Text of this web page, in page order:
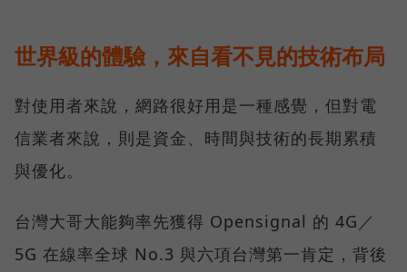
世界級的體驗，來自看不見的技術布局
對使用者來說，網路很好用是一種感覺，但對電
信業者來說，則是資金、時間與技術的長期累積
與優化。
台灣大哥大能夠率先獲得 Opensignal 的 4G／
5G 在線率全球 No.3 與六項台灣第一肯定，背後